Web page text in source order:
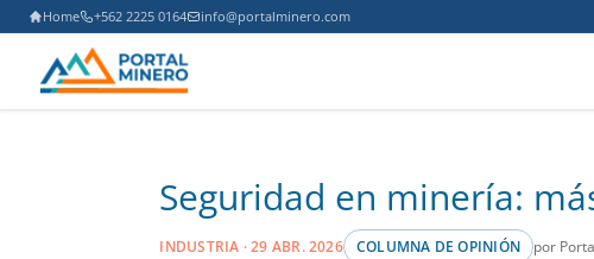
Home +562 2225 0164 info@portalminero.com
Seguridad en minería:
INDUSTRIA · 29 ABR. 2026 COLUMNA DE OPINIÓN por